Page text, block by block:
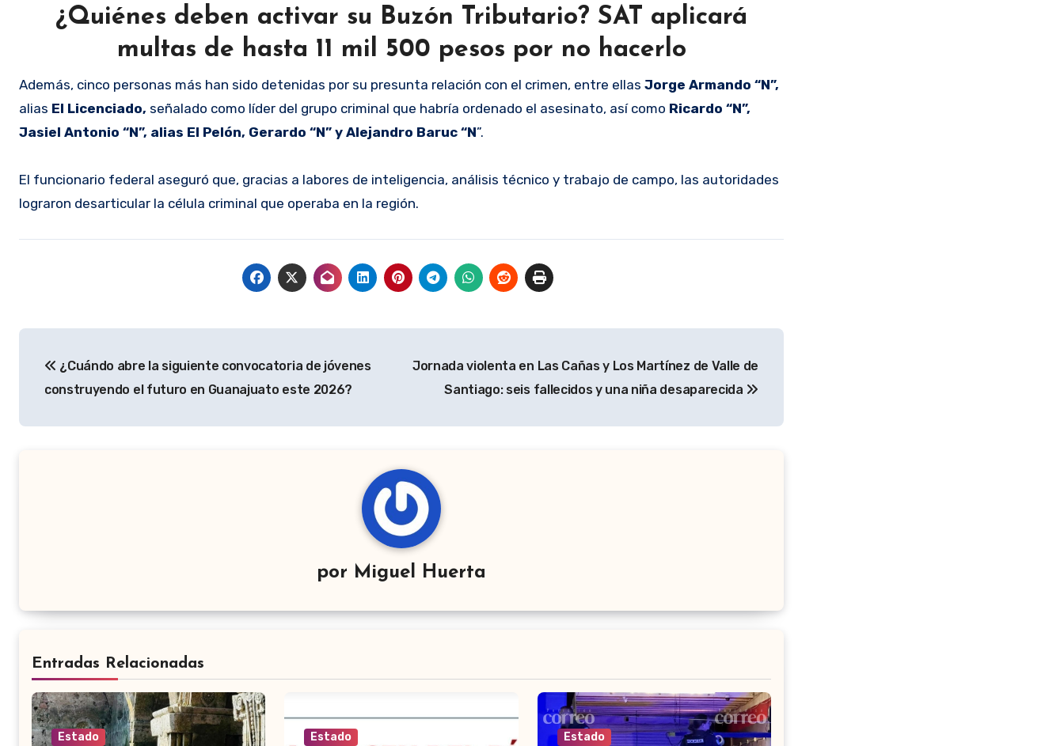
¿Quiénes deben activar su Buzón Tributario? SAT aplicará
multas de hasta 11 mil 500 pesos por no hacerlo
Además, cinco personas más han sido detenidas por su presunta relación con el crimen, entre ellas Jorge Armando “N”,
alias El Licenciado, señalado como líder del grupo criminal que habría ordenado el asesinato, así como Ricardo “N”,
Jasiel Antonio “N”, alias El Pelón, Gerardo “N” y Alejandro Baruc “N”.
El funcionario federal aseguró que, gracias a labores de inteligencia, análisis técnico y trabajo de campo, las autoridades
lograron desarticular la célula criminal que operaba en la región.
de
¿Cuándo abre la siguiente convocatoria de jóvenes
construyendo el futuro en Guanajuato este 2026?
Jornada violenta en Las Cañas y Los Martínez de Valle de
Santiago: seis fallecidos y una niña desaparecida
por Miguel Huerta
Entradas Relacionadas
Estado Estado Estado